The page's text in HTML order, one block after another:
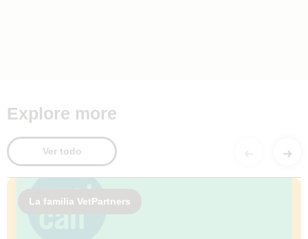
Explore more
Ver todo
La familia VetPartners